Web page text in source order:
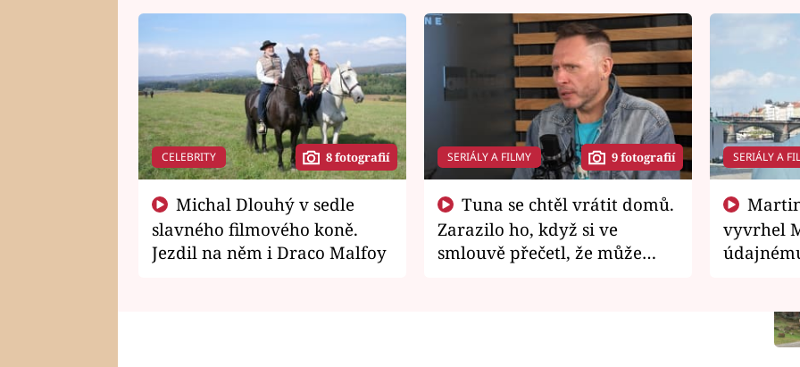
CELEBRITY 8 fotografií
slavného filmového koně.
Jezdil na něm i Draco Malfoy
SERIÁLY A FILMY 9 fotografií
Zarazilo ho, když si ve
smlouvě přečetl, že může
SERIÁLY A
vyvrhel